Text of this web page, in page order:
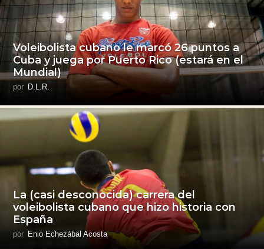
Voleibolista cubano le marcó 26 puntos a
Cuba y juega por Puerto Rico (estará en el
Mundial)
por D.L.R.
La (casi desconocida) carrera del
voleibolista cubano que hizo historia con
España
por Enio Echezábal Acosta